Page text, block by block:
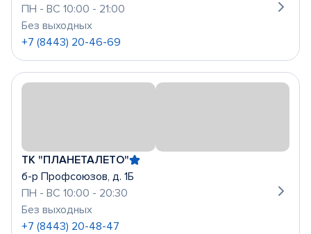
ПН - ВС 10:00 - 21:00
Без выходных
+7 (8443) 20-46-69
ТК "ПЛАНЕТАЛЕТО"
б-р Профсоюзов, д. 1Б
ПН - ВС 10:00 - 20:30
Без выходных
+7 (8443) 20-48-47